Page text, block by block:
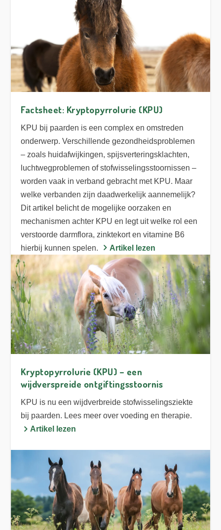
Factsheet: Kryptopyrrolurie (KPU)
KPU bij paarden is een complex en omstreden
onderwerp. Verschillende gezondheidsproblemen
– zoals huidafwijkingen, spijsverteringsklachten,
luchtwegproblemen of stofwisselingsstoornissen –
worden vaak in verband gebracht met KPU. Maar
welke verbanden zijn daadwerkelijk aannemelijk?
Dit artikel belicht de mogelijke oorzaken en
mechanismen achter KPU en legt uit welke rol een
verstoorde darmflora, zinktekort en vitamine B6
hierbij kunnen spelen.
Artikel lezen
Kryptopyrrolurie (KPU) – een
wijdverspreide ontgiftingsstoornis
KPU is nu een wijdverbreide stofwisselingsziekte
bij paarden. Lees meer over voeding en therapie.
Artikel lezen